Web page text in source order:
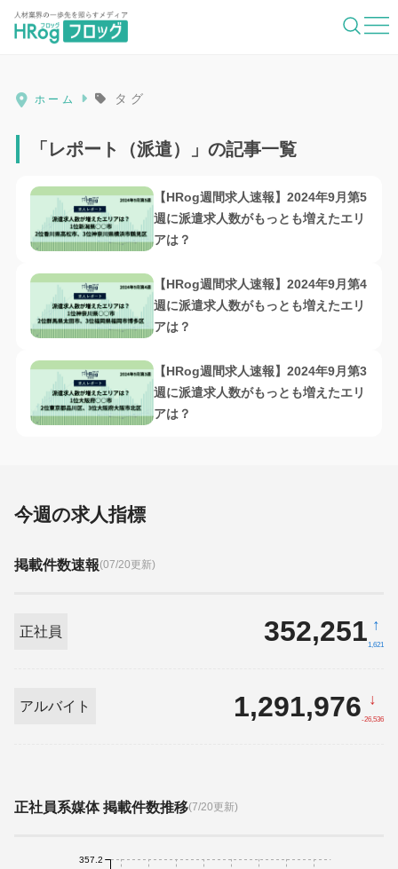
HRog | 人材業界の一歩先を照らすメディ
ホーム タグ
「レポート（派遣）」の記事一覧
【HRog週間求人速報】2024年9月第5
週に派遣求人数がもっとも増えたエリ
アは？
【HRog週間求人速報】2024年9月第4
週に派遣求人数がもっとも増えたエリ
アは？
【HRog週間求人速報】2024年9月第3
週に派遣求人数がもっとも増えたエリ
アは？
今週の求人指標
掲載件数速報(07/20更新)
正社員 352,251 ↑
1,621
アルバイト 1,291,976 ↓
-26,536
正社員系媒体 掲載件数推移(7/20更新)
357.2